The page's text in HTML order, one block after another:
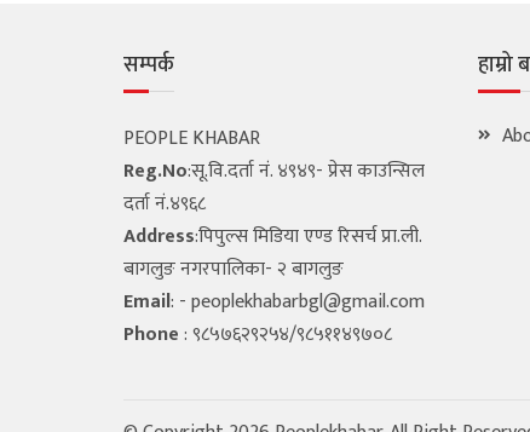
सम्पर्क
PEOPLE KHABAR
Reg.No:सू.वि.दर्ता नं. ४९४९- प्रेस काउन्सिल
दर्ता नं.४९६८
Address:पिपुल्स मिडिया एण्ड रिसर्च प्रा.ली.
बागलुङ नगरपालिका- २ बागलुङ
Email: -peoplekhabarbgl@gmail.com
Phone: ९८५७६२९२५४/९८५११४९७०८
हाम्रो